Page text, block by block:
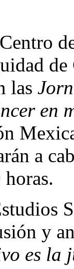
de
las
en
a
y
es la